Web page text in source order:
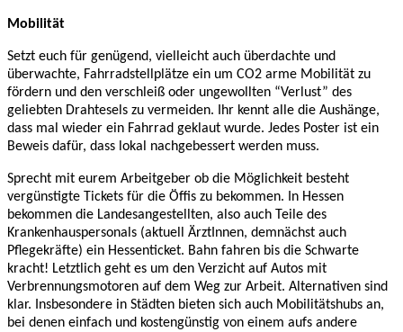
Mobilität
Setzt euch für genügend, vielleicht auch überdachte und
überwachte, Fahrradstellplätze ein um CO2 arme Mobilität zu
fördern und den verschleiß oder ungewollten “Verlust” des
geliebten Drahtesels zu vermeiden. Ihr kennt alle die Aushänge,
dass mal wieder ein Fahrrad geklaut wurde. Jedes Poster ist ein
Beweis dafür, dass lokal nachgebessert werden muss.
Sprecht mit eurem Arbeitgeber ob die Möglichkeit besteht
vergünstigte Tickets für die Öffis zu bekommen. In Hessen
bekommen die Landesangestellten, also auch Teile des
Krankenhauspersonals (aktuell ÄrztInnen, demnächst auch
Pflegekräfte) ein Hessenticket. Bahn fahren bis die Schwarte
kracht! Letztlich geht es um den Verzicht auf Autos mit
Verbrennungsmotoren auf dem Weg zur Arbeit. Alternativen sind
klar. Insbesondere in Städten bieten sich auch Mobilitätshubs an,
bei denen einfach und kostengünstig von einem aufs andere